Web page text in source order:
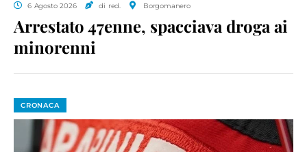
6 Agosto 2026 di red. Borgomanero
Arrestato 47enne, spacciava droga ai
minorenni
CRONACA